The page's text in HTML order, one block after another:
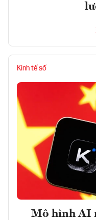
Kinh tế số
Mô hình AI